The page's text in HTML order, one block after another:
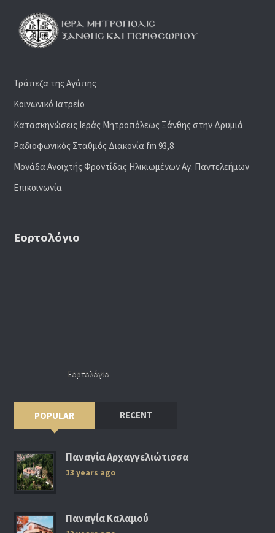
Τράπεζα της Αγάπης
Κοινωνικό Ιατρείο
Κατασκηνώσεις Ιεράς Μητροπόλεως Ξάνθης στην Δρυμιά
Ραδιoφωνικός Σταθμός Διακονία fm 93,8
Μονάδα Ανοιχτής Φροντίδας Ηλικιωμένων Αγ. Παντελεήμων
Επικοινωνία
Εορτολόγιο
Εορτολόγιο
POPULAR RECENT
Παναγία Αρχαγγελιώτισσα
13 years ago
Παναγία Καλαμού